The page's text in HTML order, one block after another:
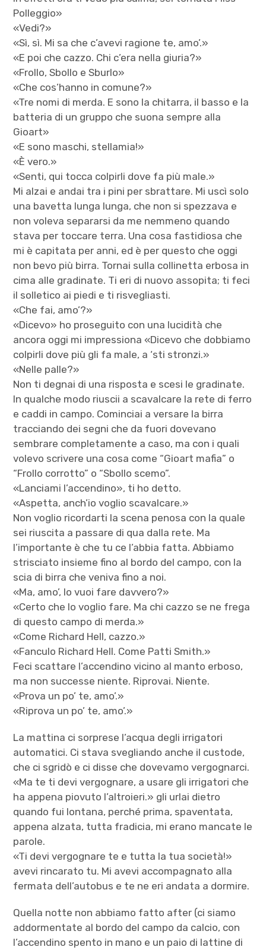
Polleggio»
«Vedi?»
«Sì, sì. Mi sa che c’avevi ragione te, amo’.»
«E poi che cazzo. Chi c’era nella giuria?»
«Frollo, Sbollo e Sburlo»
«Che cos’hanno in comune?»
«Tre nomi di merda. E sono la chitarra, il basso e la
batteria di un gruppo che suona sempre alla
Gioart»
«E sono maschi, stellamia!»
«È vero.»
«Senti, qui tocca colpirli dove fa più male.»
Mi alzai e andai tra i pini per sbrattare. Mi uscì solo
una bavetta lunga lunga, che non si spezzava e
non voleva separarsi da me nemmeno quando
stava per toccare terra. Una cosa fastidiosa che
mi è capitata per anni, ed è per questo che oggi
non bevo più birra. Tornai sulla collinetta erbosa in
cima alle gradinate. Ti eri di nuovo assopita; ti feci
il solletico ai piedi e ti risvegliasti.
«Che fai, amo’?»
«Dicevo» ho proseguito con una lucidità che
ancora oggi mi impressiona «Dicevo che dobbiamo
colpirli dove più gli fa male, a ‘sti stronzi.»
«Nelle palle?»
Non ti degnai di una risposta e scesi le gradinate.
In qualche modo riuscii a scavalcare la rete di ferro
e caddi in campo. Cominciai a versare la birra
tracciando dei segni che da fuori dovevano
sembrare completamente a caso, ma con i quali
volevo scrivere una cosa come “Gioart mafia” o
“Frollo corrotto” o “Sbollo scemo”.
«Lanciami l’accendino», ti ho detto.
«Aspetta, anch’io voglio scavalcare.»
Non voglio ricordarti la scena penosa con la quale
sei riuscita a passare di qua dalla rete. Ma
l’importante è che tu ce l’abbia fatta. Abbiamo
strisciato insieme fino al bordo del campo, con la
scia di birra che veniva fino a noi.
«Ma, amo’, lo vuoi fare davvero?»
«Certo che lo voglio fare. Ma chi cazzo se ne frega
di questo campo di merda.»
«Come Richard Hell, cazzo.»
«Fanculo Richard Hell. Come Patti Smith.»
Feci scattare l’accendino vicino al manto erboso,
ma non successe niente. Riprovai. Niente.
«Prova un po’ te, amo’.»
«Riprova un po’ te, amo’.»
La mattina ci sorprese l’acqua degli irrigatori
automatici. Ci stava svegliando anche il custode,
che ci sgridò e ci disse che dovevamo vergognarci.
«Ma te ti devi vergognare, a usare gli irrigatori che
ha appena piovuto l’altroieri.» gli urlai dietro
quando fui lontana, perché prima, spaventata,
appena alzata, tutta fradicia, mi erano mancate le
parole.
«Ti devi vergognare te e tutta la tua società!»
avevi rincarato tu. Mi avevi accompagnato alla
fermata dell’autobus e te ne eri andata a dormire.
Quella notte non abbiamo fatto after (ci siamo
addormentate al bordo del campo da calcio, con
l’accendino spento in mano e un paio di lattine di